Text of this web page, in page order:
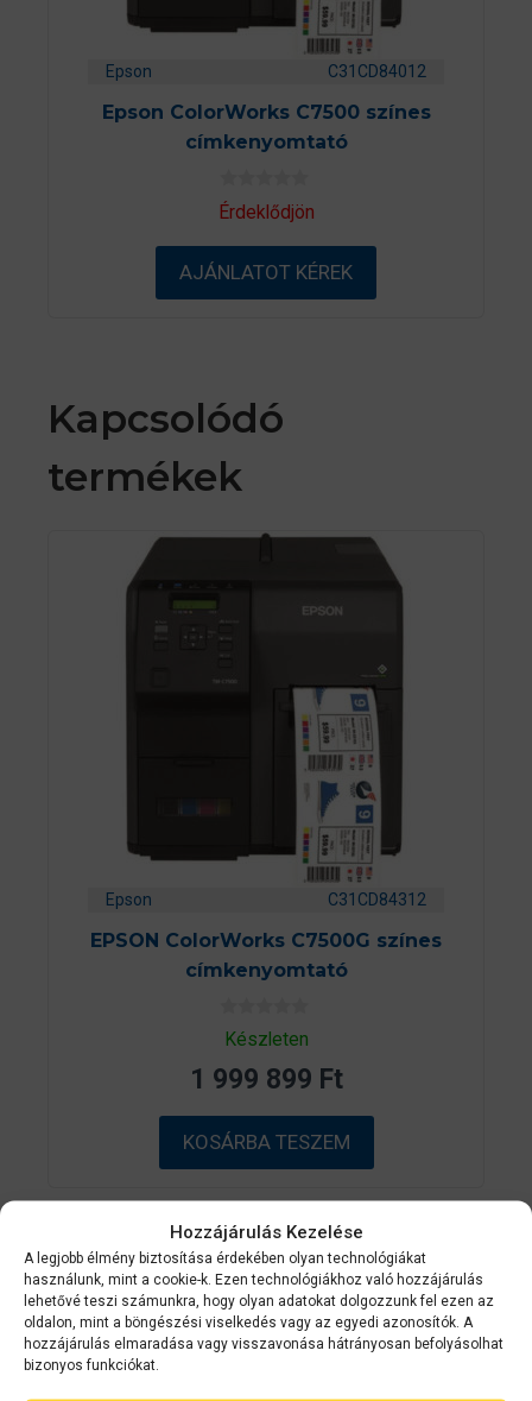
Hozzájárulás Kezelése
A legjobb élmény biztosítása érdekében olyan technológiákat
használunk, mint a cookie-k. Ezen technológiákhoz való hozzájárulás
lehetővé teszi számunkra, hogy olyan adatokat dolgozzunk fel ezen az
oldalon, mint a böngészési viselkedés vagy az egyedi azonosítók. A
hozzájárulás elmaradása vagy visszavonása hátrányosan befolyásolhat
bizonyos funkciókat.
Epson C31CD84012
Epson ColorWorks C7500 színes
címkenyomtató
0
a
-
ő
Érdeklődjön
AJÁNLATOT KÉREK
Kapcsolódó
termékek
Epson C31CD84312
EPSON ColorWorks C7500G színes
címkenyomtató
0
a
5
b
ő
l
Készleten
1 999 899 Ft
KOSÁRBA TESZEM
A